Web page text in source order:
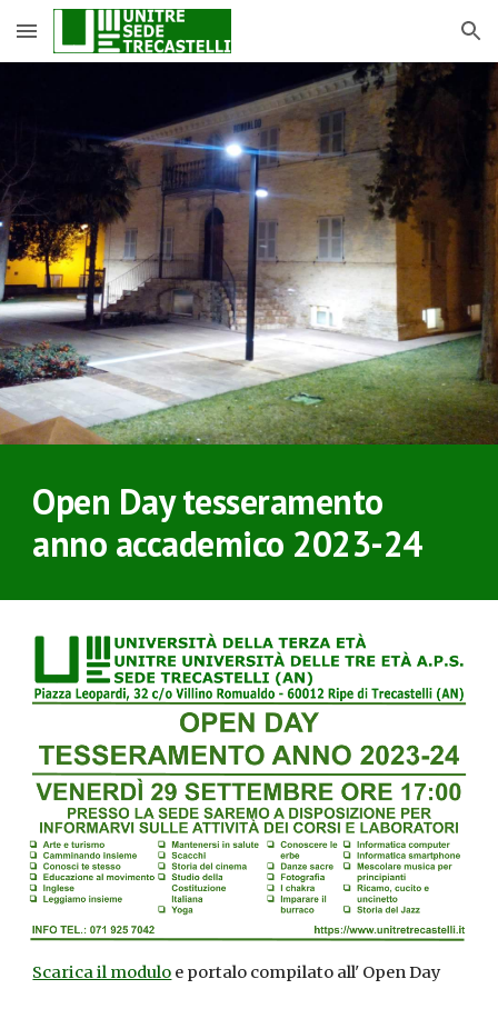
Skip to main content Skip to navigation
Open Day tesseramento
anno accademico 2023-24
Scarica il modulo e portalo compilato all' Open Day